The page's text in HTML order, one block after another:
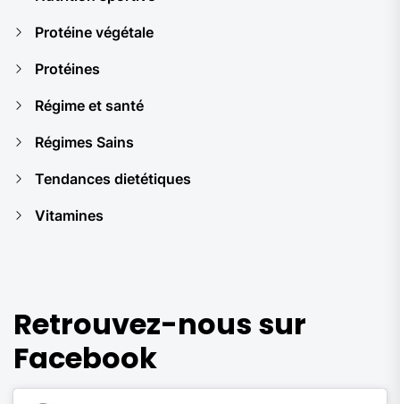
Protéine végétale
Protéines
Régime et santé
Régimes Sains
Tendances dietétiques
Vitamines
Retrouvez-nous sur
Facebook